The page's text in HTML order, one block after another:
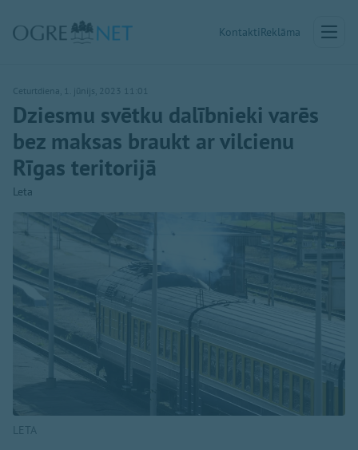
KontaktiReklāma
Ceturtdiena, 1. jūnijs, 2023 11:01
Dziesmu svētku dalībnieki varēs
bez maksas braukt ar vilcienu
Rīgas teritorijā
Leta
LETA